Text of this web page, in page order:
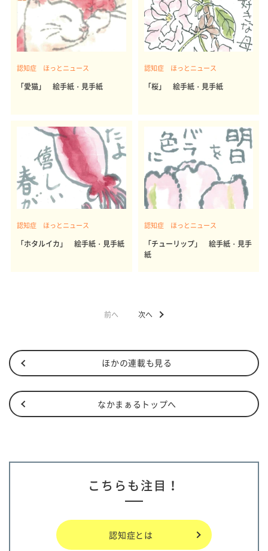
認知症 ほっとニュース
「愛猫」 絵手紙・見手紙
認知症 ほっとニュース
「桜」 絵手紙・見手紙
認知症 ほっとニュース
「ホタルイカ」 絵手紙・見手紙
認知症 ほっとニュース
「チューリップ」 絵手紙・見手
紙
前へ 次へ
ほかの連載も見る
なかまぁるトップへ
こちらも注目！
認知症とは